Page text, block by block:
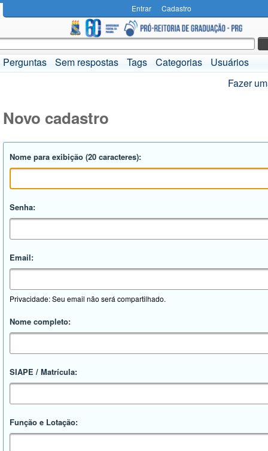
Entrar Cadastro
Perguntas Sem respostas Tags Categorias
Usuários
Fazer
Novo cadastro
Nome para exibição (20 caracteres):
Senha:
Email:
Privacidade: Seu email não será compartilhado.
Nome completo:
SIAPE / Matrícula:
Função e Lotação: